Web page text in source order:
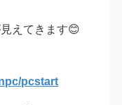
えてきます😊
pcstart